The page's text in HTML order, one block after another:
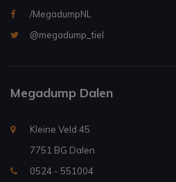
/MegadumpNL
@megadump_tiel
Megadump Dalen
Kleine Veld 45
7751 BG Dalen
0524 - 551004